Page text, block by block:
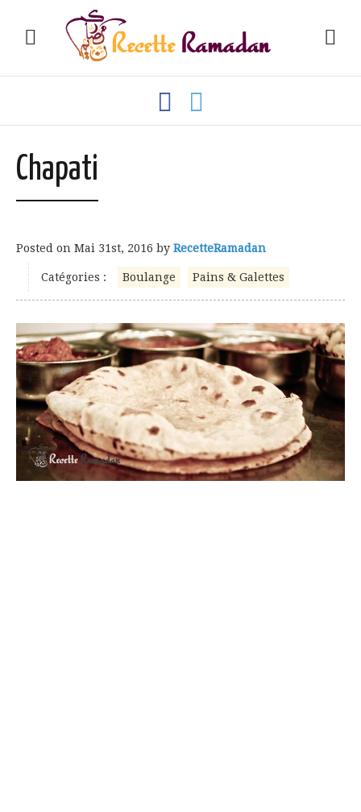
Chapati
Posted on Mai 31st, 2016 by RecetteRamadan
Catégories : Boulange Pains & Galettes